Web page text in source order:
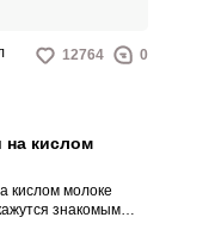
12764 0
на кислом
кислом молоке
знакомым